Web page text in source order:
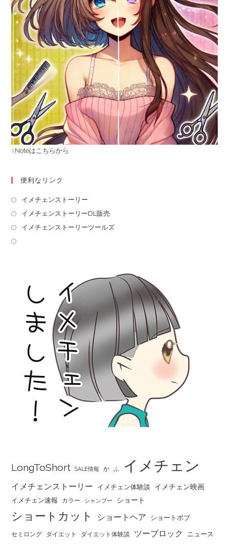
↑Noteはこちらから
便利なリンク
イメチェンストーリー
イメチェンストーリーDL販売
イメチェンストーリーツールズ
LongToShort SALE情報 か ふ イメチェン
イメチェンストーリー イメチェン体験談 イメチェン映画
イメチェン速報 カラー シャンプー ショート
ショートカット ショートヘア ショートボブ
セミロング ダイエット ダイエット体験談 ツーブロック ニュース